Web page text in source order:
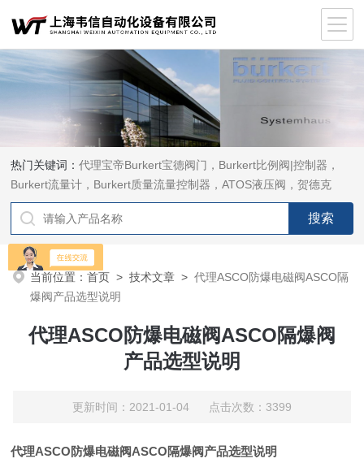
热门关键词：代理宝帝Burkert宝德阀门，Burkert比例阀|控制器，
Burkert流量计，Burkert质量流量控制器，ATOS液压阀，贺德克
HYDAC传感器，ASCO电磁阀，ASCO阀门，REXROTH力士乐阀
泵，安沃驰Aventics电磁阀|气缸，Samson萨姆森定位器
当前位置：首页 >技术文章 >代理ASCO防爆电磁阀ASCO隔
爆阀产品选型说明
代理ASCO防爆电磁阀ASCO隔爆阀
产品选型说明
更新时间：2021-01-04 点击次数：3399
代理ASCO防爆电磁阀ASCO隔爆阀产品选型说明